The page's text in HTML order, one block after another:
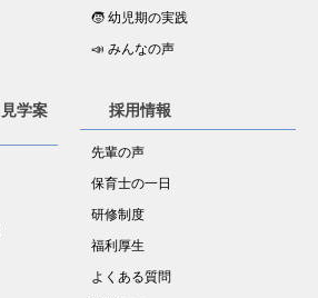
🧒 幼児期の実践
📣 みんなの声
学案
採用情報
先輩の声
保育士の一日
研修制度
福利厚生
よくある質問